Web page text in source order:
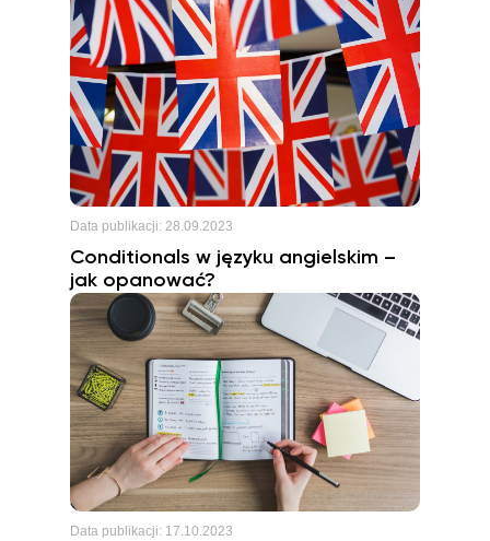
Data publikacji: 28.09.2023
Conditionals w języku angielskim –
jak opanować?
Data publikacji: 17.10.2023